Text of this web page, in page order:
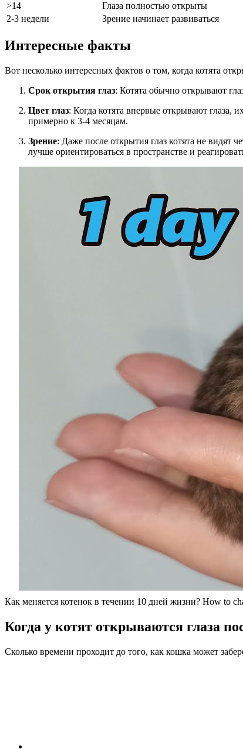
>14
Глаза полностью открыты
2-3 недели
Зрение начинает развиваться
Интересные факты
Вот несколько интересных фактов о том, когда котята
Срок открытия глаз: Котята обычно открывают
Цвет глаз: Когда котята впервые открывают глаза,
примерно к 3-4 месяцам.
Зрение: Даже после открытия глаз котята не видят
лучше ориентироваться в пространстве и
Как меняется котенок в течении 10 дней жизни? How to
Когда у котят открываются глаза
Сколько времени проходит до того, как кошка может